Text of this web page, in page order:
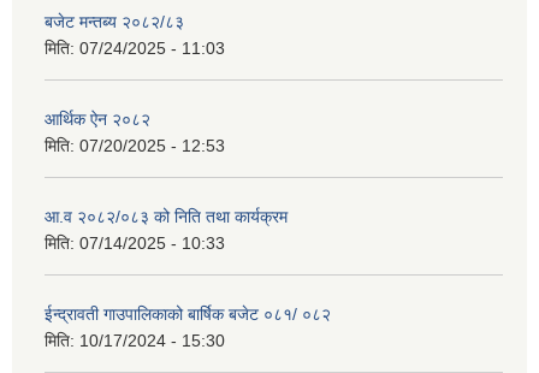
बजेट मन्तब्य २०८२/८३
मिति: 07/24/2025 - 11:03
आर्थिक ऐन २०८२
मिति: 07/20/2025 - 12:53
आ.व २०८२/०८३ को निति तथा कार्यक्रम
मिति: 07/14/2025 - 10:33
ईन्द्रावती गाउपालिकाको बार्षिक बजेट ०८१/ ०८२
मिति: 10/17/2024 - 15:30